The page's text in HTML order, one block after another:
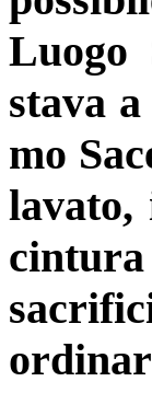
Luogo
stava
mo
lavato,